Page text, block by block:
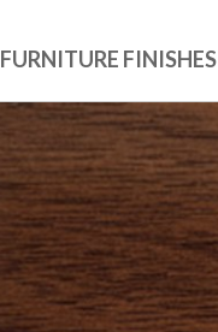
FURNITURE FINISHES